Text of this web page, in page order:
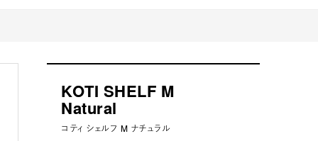
KOTI SHELF M
Natural
コティ シェルフ M ナチュラル